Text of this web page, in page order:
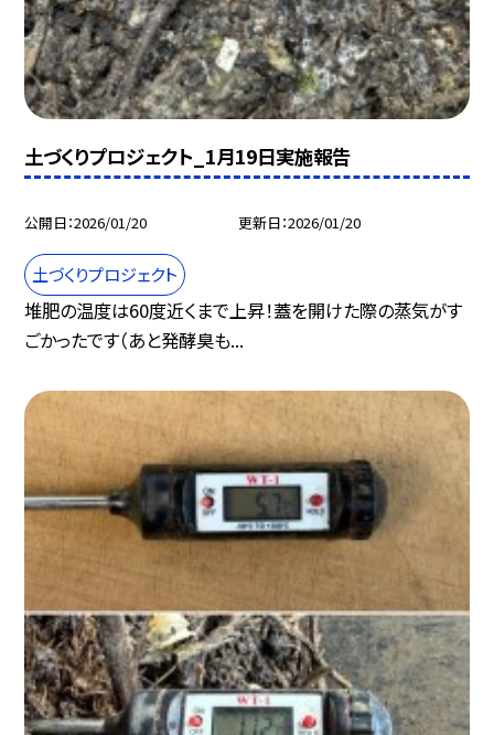
土づくりプロジェクト_1月19日実施報告
公開日 2026/01/20 更新日 2026/01/20
土づくりプロジェクト
堆肥の温度は60度近くまで上昇！蓋を開けた際の蒸気がす
ごかったです（あと発酵臭も...